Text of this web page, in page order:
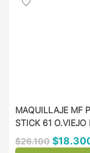
MAQUILLAJE MF
STICK 61 O.VIEJO
$26.100 $